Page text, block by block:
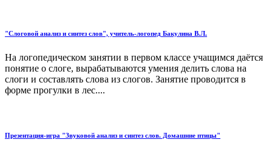
"Слоговой анализ и синтез слов", учитель-логопед Бакулина В.Л.
На логопедическом занятии в первом классе учащимся даётся
понятие о слоге, вырабатываются умения делить слова на
слоги и составлять слова из слогов. Занятие проводится в
форме прогулки в лес....
Презентация-игра "Звуковой анализ и синтез слов. Домашние птицы"